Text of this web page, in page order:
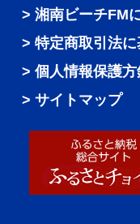
湘南ビーチFM
特定商取引法
個人情報保護方
サイトマップ